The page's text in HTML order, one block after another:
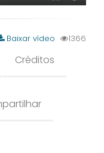
Baixar vídeo 1366
Créditos